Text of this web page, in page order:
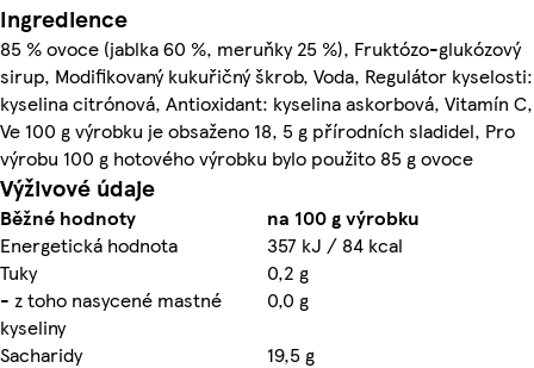
Ingredience
85 % ovoce (jablka 60 %, meruňky 25 %), Fruktózo-glukózový
sirup, Modifikovaný kukuřičný škrob, Voda, Regulátor kyselosti:
kyselina citrónová, Antioxidant: kyselina askorbová, Vitamín C,
Ve 100 g výrobku je obsaženo 18, 5 g přírodních sladidel, Pro
výrobu 100 g hotového výrobku bylo použito 85 g ovoce
Výživové údaje
Běžné hodnoty
na 100 g výrobku
Energetická hodnota
357 kJ / 84 kcal
Tuky
0,2 g
- z toho nasycené mastné
kyseliny
0,0 g
Sacharidy
19,5 g